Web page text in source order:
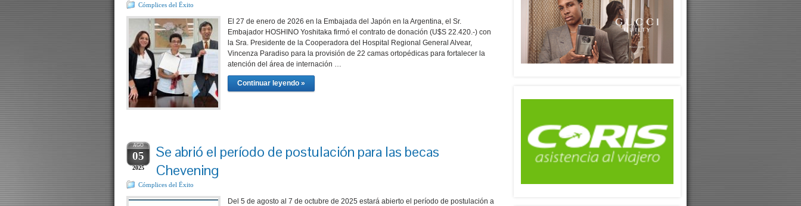
Cómplices del Ëxito
El 27 de enero de 2026 en la Embajada del Japón en la Argentina, el Sr.
Embajador HOSHINO Yoshitaka firmó el contrato de donación (U$S 22.420.-) con
la Sra. Presidente de la Cooperadora del Hospital Regional General Alvear,
Vincenza Paradiso para la provisión de 22 camas ortopédicas para fortalecer la
atención del área de internación …
Continuar leyendo »
AGO
05
2025
Se abrió el período de postulación para las becas
Chevening
Cómplices del Ëxito
Del 5 de agosto al 7 de octubre de 2025 estará abierto el período de postulación a